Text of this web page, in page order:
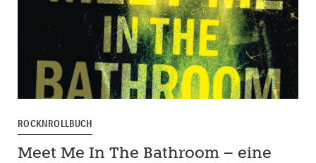
ROCKNROLLBUCH
Meet Me In The Bathroom – eine